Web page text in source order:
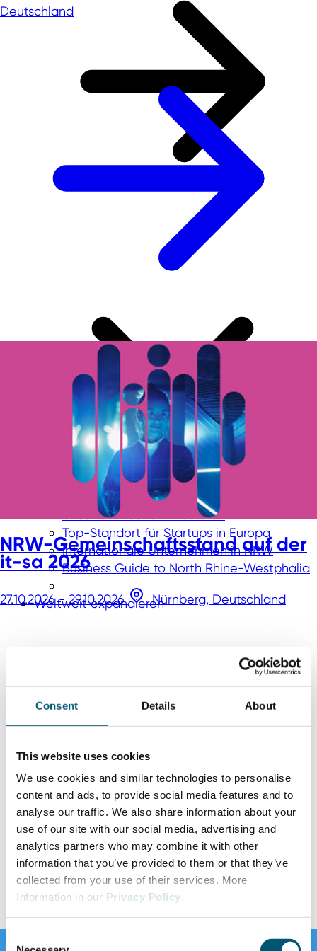
Consent Details About
This website uses cookies
We use cookies and similar technologies to personalise
content and ads, to provide social media features and to
analyse our traffic. We also share information about your
use of our site with our social media, advertising and
analytics partners who may combine it with other
information that you’ve provided to them or that they’ve
collected from your use of their services. More
Information in our Privacy Policy.
Unser Service für Investoren
Top-Standort für Startups in Europa
Internationale Unternehmen in NRW
Business Guide to North Rhine-Westphalia
Weltweit expandieren
Deutschland
NRW-Gemeinschaftsstand auf der
it-sa 2026
27.10.2026 - 29.10.2026 Nürnberg, Deutschland